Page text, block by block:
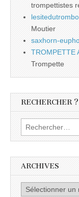
trompettistes
Moutier
saxhorn-
TROMPETTE
Trompette
RECHERCHER ?
Rechercher :
ARCHIVES
Archives